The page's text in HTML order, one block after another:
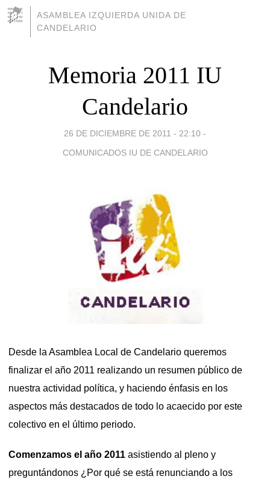
ASAMBLEA IZQUIERDA UNIDA DE
CANDELARIO
Memoria 2011 IU
Candelario
26 DE DICIEMBRE DE 2011 - 22:10 -
COMUNICADOS IU DE CANDELARIO
Desde la Asamblea Local de Candelario queremos
finalizar el año 2011 realizando un resumen público de
nuestra actividad política, y haciendo énfasis en los
aspectos más destacados de todo lo acaecido por este
colectivo en el último periodo.
Comenzamos el año 2011 asistiendo al pleno y
preguntándonos ¿Por qué se está renunciando a los